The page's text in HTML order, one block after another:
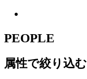
PEOPLE
属性で絞り込む